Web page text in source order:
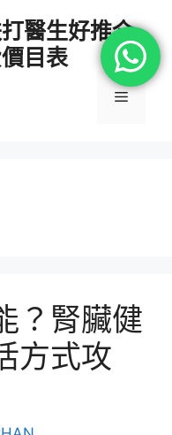
醫生好推介
目表
選
？腎臟健
方式攻